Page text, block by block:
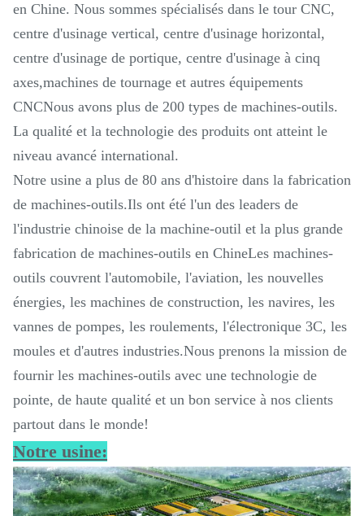
en Chine. Nous sommes spécialisés dans le tour CNC,
centre d'usinage vertical, centre d'usinage horizontal,
centre d'usinage de portique, centre d'usinage à cinq
axes,machines de tournage et autres équipements
CNCNous avons plus de 200 types de machines-outils.
La qualité et la technologie des produits ont atteint le
niveau avancé international.
Notre usine a plus de 80 ans d'histoire dans la fabrication
de machines-outils.Ils ont été l'un des leaders de
l'industrie chinoise de la machine-outil et la plus grande
fabrication de machines-outils en ChineLes machines-
outils couvrent l'automobile, l'aviation, les nouvelles
énergies, les machines de construction, les navires, les
vannes de pompes, les roulements, l'électronique 3C, les
moules et d'autres industries.Nous prenons la mission de
fournir les machines-outils avec une technologie de
pointe, de haute qualité et un bon service à nos clients
partout dans le monde!
Notre usine: